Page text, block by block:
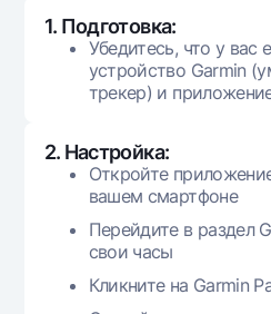
1. Подготовка:
Убедитесь, что у
устройство Garmin
трекер) и
2. Настройка:
Откройте
вашем смартфоне
Перейдите в раздел
свои часы
Кликните на Garmin